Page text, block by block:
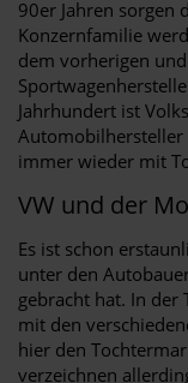
90er Jahren sorgen
Konzernfamilie
dem vorherigen
Jahrhundert ist
Automobilhersteller
immer wieder mit
VW und der
Es ist schon
unter den
gebracht hat. In der
mit den
hier den
verzeichnen